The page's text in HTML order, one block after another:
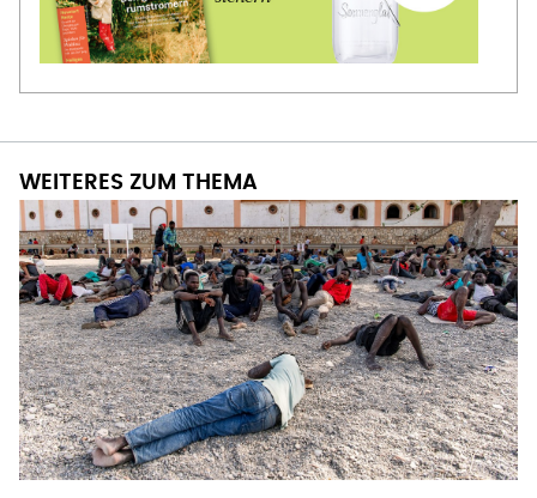
WEITERES ZUM THEMA